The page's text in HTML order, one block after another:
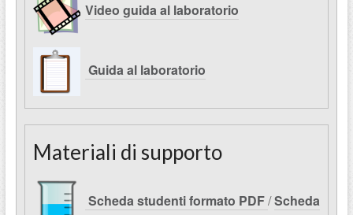
Video guida al laboratorio
Guida al laboratorio
Materiali di supporto
Scheda studenti formato PDF/Scheda